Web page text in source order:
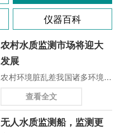
仪器百科
农村水质监测市场将迎大
发展
农村环境脏乱差我国诸多环境问
题中的短板。改善农村生态环
面临的一大问题。生态环境部、
查看全文
无人水质监测船，监测更